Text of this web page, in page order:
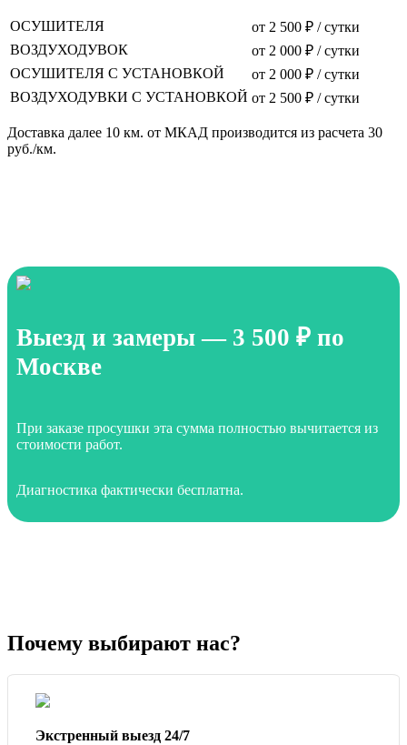
ОСУШИТЕЛЯ
от 2 500 ₽ / сутки
ВОЗДУХОДУВОК
от 2 000 ₽ / сутки
ОСУШИТЕЛЯ С УСТАНОВКОЙ
от 2 000 ₽ / сутки
ВОЗДУХОДУВКИ С УСТАНОВКОЙ от 2 500 ₽ / сутки
Доставка далее 10 км. от МКАД производится из расчета 30
руб./км.
Выезд и замеры — 3 500 ₽ по
Москве
При заказе просушки эта сумма полностью вычитается из
стоимости работ.
Диагностика фактически бесплатна.
Почему выбирают нас?
Экстренный выезд 24/7